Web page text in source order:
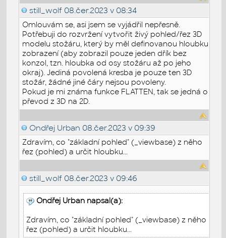
still_wolf 08.čer.2023 v 08:34
Omlouvám se, asi jsem se vyjádřil nepřesně.
Potřebuji do rozvržení vytvořit živý pohled/řez 3D
modelu stožáru, který by měl definovanou hloubku
zobrazení (aby zobrazil pouze jeden dřík bez
konzol, tzn. hloubka od osy stožáru až po jeho
okraj). Jediná povolená kresba je pouze ten 3D
stožár, žádné jiné čáry nejsou povoleny.
Pokud je mi známa funkce FLATTEN, tak se jedná o
převod z 3D na 2D.
Ondřej Urban 08.čer.2023 v 09:39
Zdravím, co "základní pohled" (_viewbase) z něho
řez (pohled) a určit hloubku...
still_wolf 08.čer.2023 v 09:46
Ondřej Urban napsal(a):
Zdravím, co "základní pohled" (_viewbase) z něho
řez (pohled) a určit hloubku...